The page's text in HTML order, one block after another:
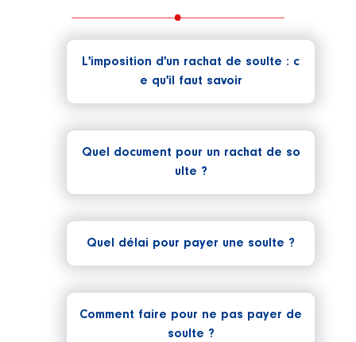
L'imposition d'un rachat de soulte : c
e qu'il faut savoir
Quel document pour un rachat de so
ulte ?
Quel délai pour payer une soulte ?
Comment faire pour ne pas payer de
soulte ?